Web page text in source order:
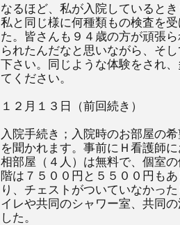
なるほど、私が入院していると
私と同じ様に何種類もの検査を
た。皆さんも９４歳の方が頑張
られたんだなと思いながら、そ
下さい。同じような体験をされ
てください。
１２月１３日（前回続き）
入院手続き；入院時のお部屋の
を聞かれます。事前にＨ看護師
相部屋（４人）は無料で、個室
階は７５００円と５５００円も
り、チェストがついていなかっ
イレや共同のシャワー室、共同
した。